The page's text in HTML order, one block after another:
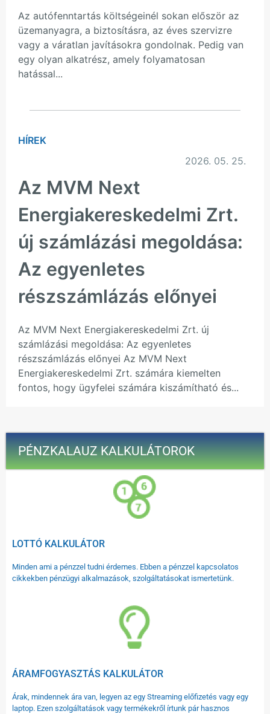
Az autófenntartás költségeinél sokan először az
üzemanyagra, a biztosításra, az éves szervizre
vagy a váratlan javításokra gondolnak. Pedig van
egy olyan alkatrész, amely folyamatosan
hatással...
HÍREK
2026. 05. 25.
Az MVM Next
Energiakereskedelmi Zrt.
új számlázási megoldása:
Az egyenletes
részszámlázás előnyei
Az MVM Next Energiakereskedelmi Zrt. új
számlázási megoldása: Az egyenletes
részszámlázás előnyei Az MVM Next
Energiakereskedelmi Zrt. számára kiemelten
fontos, hogy ügyfelei számára kiszámítható és...
PÉNZKALAUZ KALKULÁTOROK
LOTTÓ KALKULÁTOR
Minden ami a pénzzel tudni érdemes. Ebben a pénzzel kapcsolatos
cikkekben pénzügyi alkalmazások, szolgáltatásokat ismertetünk.
ÁRAMFOGYASZTÁS KALKULÁTOR
Árak, mindennek ára van, legyen az egy Streaming előfizetés vagy egy
laptop. Ezen szolgáltatások vagy termékekről írtunk pár hasznos